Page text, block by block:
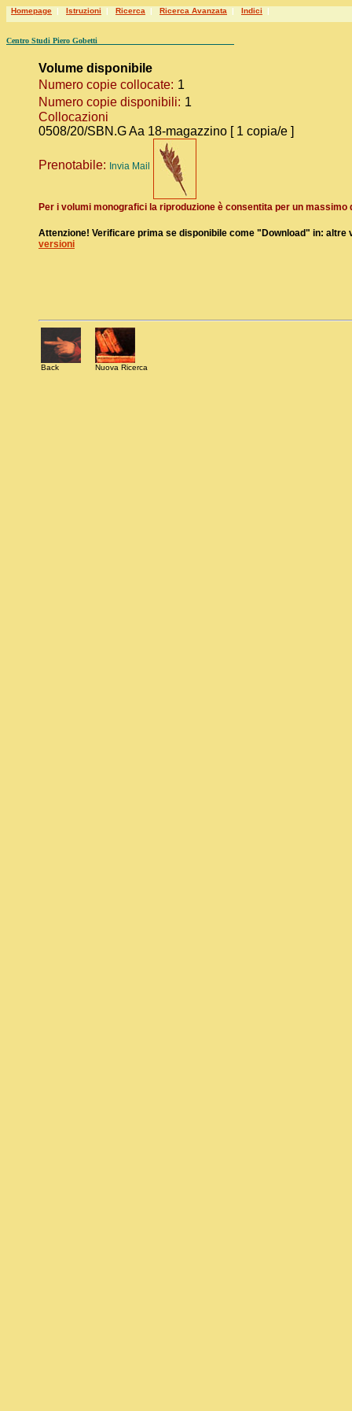
Homepage | Istruzioni | Ricerca | Ricerca Avanzata | Indici |
Centro Studi Piero Gobetti
Volume disponibile
Numero copie collocate: 1
Numero copie disponibili: 1
Collocazioni
0508/20/SBN.G Aa 18-magazzino [ 1 copia/e ]
Prenotabile: Invia Mail
Per i volumi monografici la riproduzione è consentita per un massimo
Attenzione! Verificare prima se disponibile come "Download" in: altre
versioni
Back Nuova Ricerca